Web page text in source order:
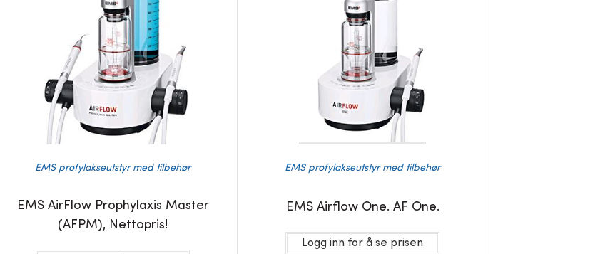
EMS profylakseutstyr med tilbehør
EMS AirFlow Prophylaxis Master
(AFPM), Nettopris!
EMS profylakseutstyr med tilbehør
EMS Airflow One. AF One.
Logg inn for å se prisen